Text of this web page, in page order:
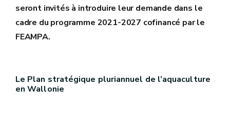
seront invités à introduire leur demande dans le
cadre du programme 2021-2027 cofinancé par le
FEAMPA.
Le Plan stratégique pluriannuel de l’aquaculture
en Wallonie